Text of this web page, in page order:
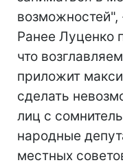
возможностей",
Ранее Луценко
что
приложит
сделать
лиц с
народные
местных